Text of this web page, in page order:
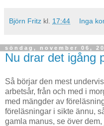
Björn Fritz kl. 17:44 Inga
söndag, november 06,
Nu drar det igång
Så börjar den mest
arbetsår, från och med i
med mängder av
föreläsningar i sikte ännu,
gamla manus, se över